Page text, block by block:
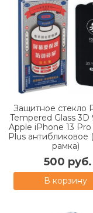
Защитное стекло
Tempered Glass 3D
Apple iPhone 13 Pro
Plus антибликовое
рамка)
500 руб.
В корзину